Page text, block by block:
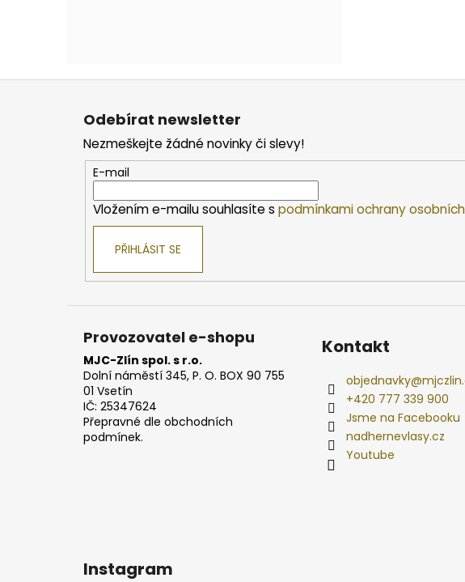
Z
Odebírat newsletter
Nezmeškejte žádné novinky či slevy!
E-mail
Vložením e-mailu souhlasíte s podmínkami ochrany
PŘIHLÁSIT SE
Provozovatel e-shopu
MJC-Zlín spol. s r.o.
Dolní náměstí 345, P. O. BOX 90 755
01 Vsetín
IČ: 25347624
Přepravné dle obchodních
podmínek.
Kontakt
objednavky@
+420 777 339 900
Jsme na Facebooku
nadhernevlasy.cz
Youtube
Instagram